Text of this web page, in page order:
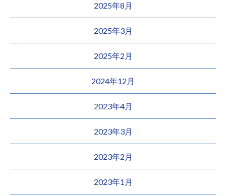
2025年8月
2025年3月
2025年2月
2024年12月
2023年4月
2023年3月
2023年2月
2023年1月